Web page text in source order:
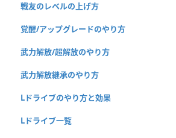
戦友のレベルの上げ方
覚醒/アップグレードのやり方
武力解放/超解放のやり方
武力解放継承のやり方
Lドライブのやり方と効果
Lドライブ一覧